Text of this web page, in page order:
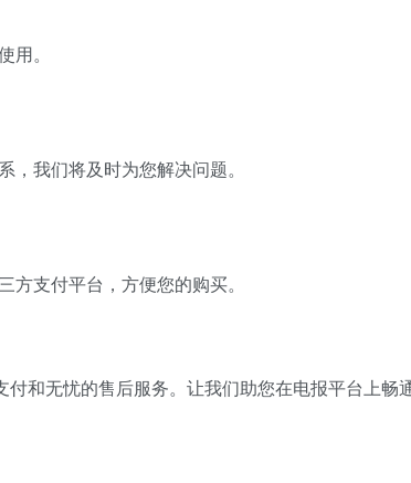
用。
，我们将及时为您解决问题。
方支付平台，方便您的购买。
和无忧的售后服务。 让我们助您在电报平台上畅